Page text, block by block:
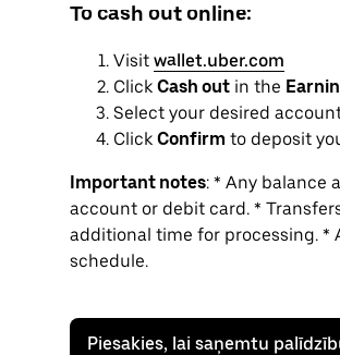
To cash out online:
Visit wallet.uber.com
Click Cash out in the
Select your desired
Click Confirm to deposit
Important notes: * Any balance
account or debit card. *
additional time for processing. *
schedule.
Piesakies, lai saņemtu